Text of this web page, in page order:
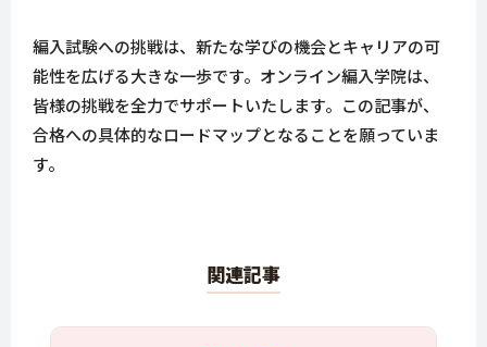
編入試験への挑戦は、新たな学びの機会とキャリアの可
能性を広げる大きな一歩です。オンライン編入学院は、
皆様の挑戦を全力でサポートいたします。この記事が、
合格への具体的なロードマップとなることを願っていま
す。
関連記事